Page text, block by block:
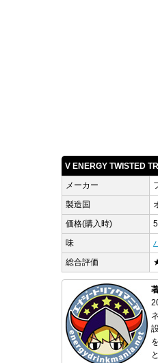
V ENERGY TWISTED
メーカー
製造国
価格(購入時)
味
総合評価